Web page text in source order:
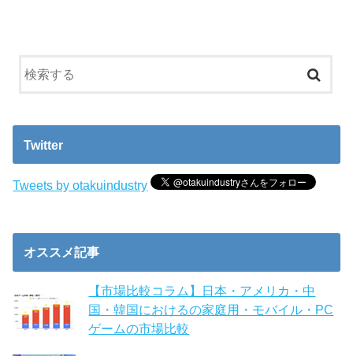
Twitter
Tweets by otakuindustry
オススメ記事
【市場比較コラム】日本・アメリカ・中
国・韓国におけるの家庭用・モバイル・PC
ゲームの市場比較